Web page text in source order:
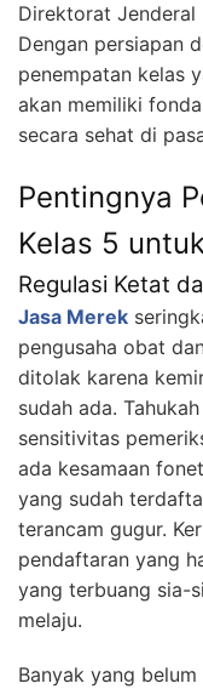
Direktorat Jenderal
Dengan persiapan
penempatan kelas
akan memiliki
secara sehat di
Pentingnya
Kelas 5
Regulasi Ketat
Jasa Merek
pengusaha obat
ditolak karena
sudah ada.
sensitivitas
ada kesamaan
yang sudah
terancam gugur.
pendaftaran yang
yang terbuang sia-
melaju.
Banyak yang